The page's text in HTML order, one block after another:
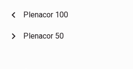
chevron_left Plenacor 100
Plenacor 50
chevron_right